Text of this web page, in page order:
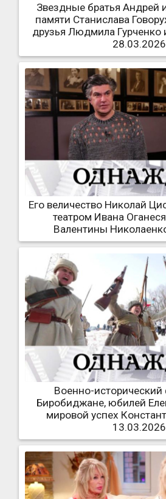
Звездные братья Андрей
памяти Станислава
друзья Людмила Гурченко
28.03.2026
Его величество Николай
театром Ивана
Валентины
Военно-исторический
Биробиджане, юбилей
мировой успех
13.03.2026